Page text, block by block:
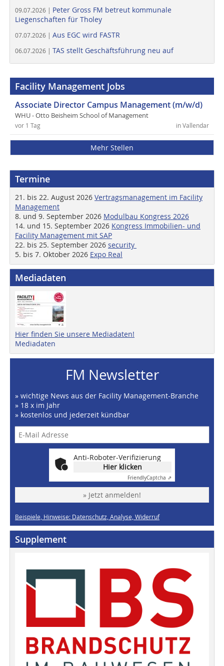
09.07.2026 | Peter Gross FM betreut kommunale
Liegenschaften für Tholey
07.07.2026 | Aus EGC wird FASTR
06.07.2026 | TAS stellt Geschäftsführung neu auf
Facility Management Jobs
Associate Director Campus Management (m/w/d)
WHU - Otto Beisheim School of Management
in Vallendar
vor 1 Tag
Mehr Stellen
Termine
21. bis 22. August 2026 Vertragsmanagement im Facility
Management
8. und 9. September 2026 Modulbau Kongress 2026
14. und 15. September 2026 Kongress Immobilien- und
Facility Management mit SAP
22. bis 25. September 2026 security
5. bis 7. Oktober 2026 Expo Real
Mediadaten
Hier finden Sie unsere Mediadaten!
Mediadaten
FM Newsletter
» wichtige News aus der Facility Management-Branche
» 18 x im Jahr
» kostenlos und jederzeit kündbar
Anti-Roboter-Verifizierung
Hier klicken
FriendlyCaptcha ⇗
» Jetzt anmelden!
Beispiele, Hinweise: Datenschutz, Analyse, Widerruf
Supplement